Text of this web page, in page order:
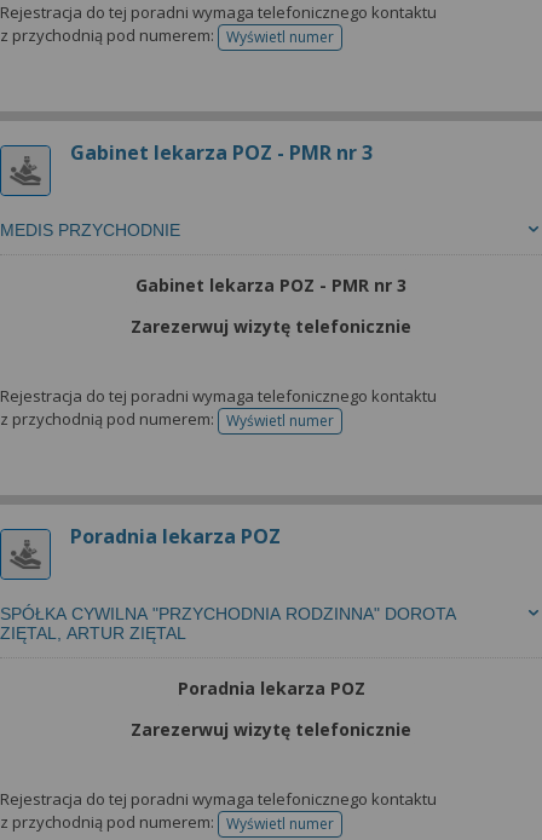
Rejestracja do tej poradni wymaga telefonicznego kontaktu
z przychodnią pod numerem:
Wyświetl numertelefonu do rejestracji
Gabinet lekarza POZ - PMR nr 3
MEDIS PRZYCHODNIE
Gabinet lekarza POZ - PMR nr 3
Zarezerwuj wizytę telefonicznie
Rejestracja do tej poradni wymaga telefonicznego kontaktu
z przychodnią pod numerem:
Wyświetl numertelefonu do rejestracji
Poradnia lekarza POZ
SPÓŁKA CYWILNA "PRZYCHODNIA RODZINNA" DOROTA
ZIĘTAL, ARTUR ZIĘTAL
Poradnia lekarza POZ
Zarezerwuj wizytę telefonicznie
Rejestracja do tej poradni wymaga telefonicznego kontaktu
z przychodnią pod numerem:
Wyświetl numertelefonu do rejestracji